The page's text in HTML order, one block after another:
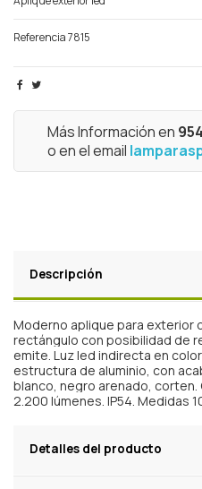
Referencia7815
Más Información en
o en el email
Descripción
Moderno aplique para exterior
rectángulo con posibilidad de
emite. Luz led indirecta en
estructura de aluminio, con
blanco, negro arenado,
2.200 lúmenes. IP54. Medidas
Detalles del producto